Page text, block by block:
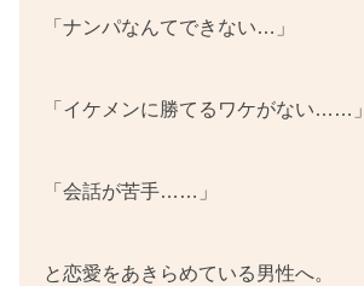
「ナンパなんてできない…」
「イケメンに勝てるワケがない……」
「会話が苦手……」
と恋愛をあきらめている男性へ。